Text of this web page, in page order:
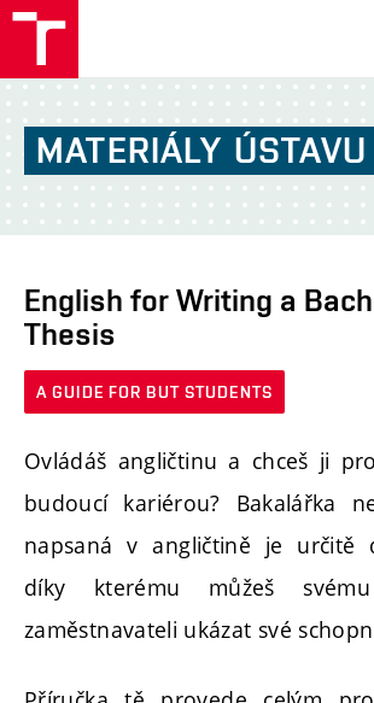
v
Brně
MATERIÁLY ÚSTAVU
English for Writing a
Thesis
A GUIDE FOR BUT STUDENTS
Ovládáš angličtinu a chceš ji
budoucí kariérou? Bakalářka
napsaná v angličtině je určitě
díky kterému můžeš
zaměstnavateli ukázat své